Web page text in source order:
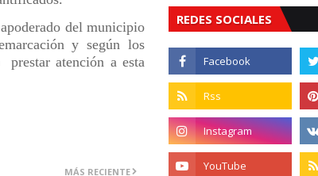
del municipio
y según los
prestar atención a esta
MÁS RECIENTE
REDES SOCIALES